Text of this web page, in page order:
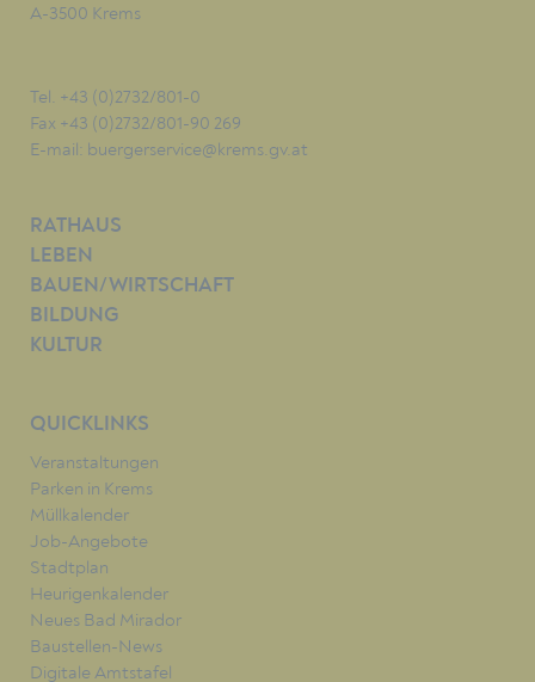
A-3500 Krems
Tel. +43 (0)2732/801-0
Fax +43 (0)2732/801-90 269
E-mail: buergerservice@krems.gv.at
RATHAUS
LEBEN
BAUEN/WIRTSCHAFT
BILDUNG
KULTUR
QUICKLINKS
Veranstaltungen
Parken in Krems
Müllkalender
Job-Angebote
Stadtplan
Heurigenkalender
Neues Bad Mirador
Baustellen-News
Digitale Amtstafel